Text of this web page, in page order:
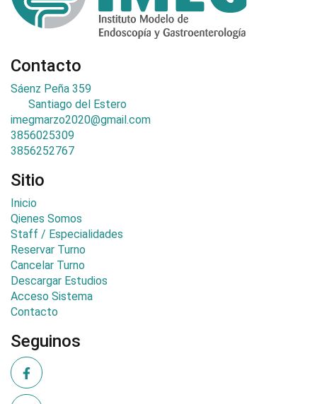
Contacto
Sáenz Peña 359
Santiago del Estero
imegmarzo2020@gmail.com
3856025309
3856252767
Sitio
Inicio
Qienes Somos
Staff / Especialidades
Reservar Turno
Cancelar Turno
Descargar Estudios
Acceso Sistema
Contacto
Seguinos